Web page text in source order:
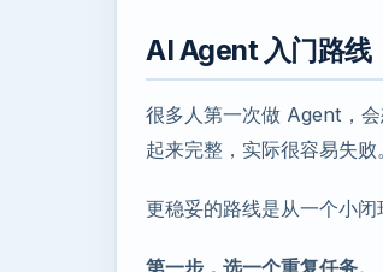
AI Agent 入门路线
很多人第一次做 Agent，
起来完整，实际很容易失败
更稳妥的路线是从一个小闭